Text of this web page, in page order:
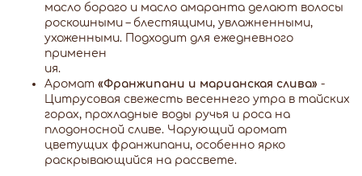
масло бораго и масло амаранта делают волосы
роскошными – блестящими, увлажненными,
ухоженными. Подходит для ежедневного
применен
ия.
Аромат «Франжипани и марианская слива» -
Цитрусовая свежесть весеннего утра в тайских
горах, прохладные воды ручья и роса на
плодоносной сливе. Чарующий аромат
цветущих франжипани, особенно ярко
раскрывающийся на рассвете.